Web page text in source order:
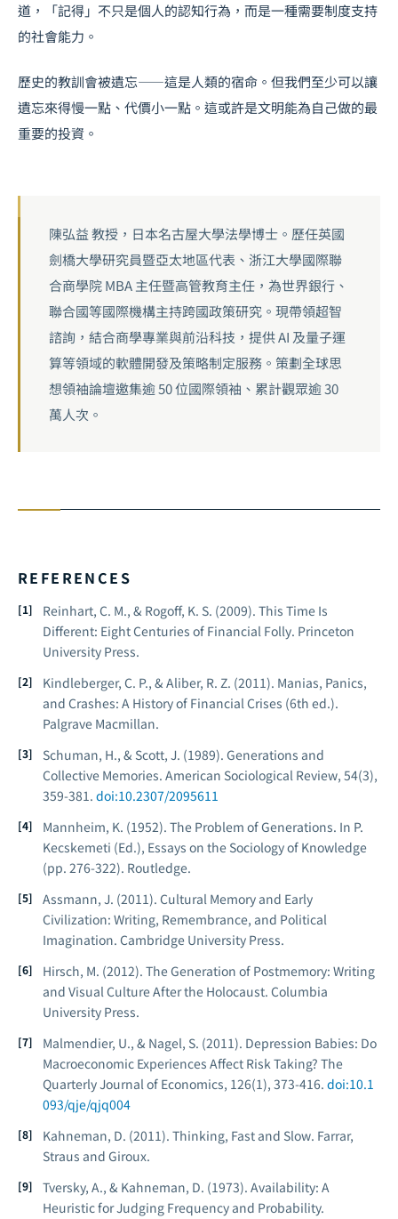
道，「記得」不只是個人的認知行為，而是一種需要制度支持
的社會能力。
歷史的教訓會被遺忘——這是人類的宿命。但我們至少可以讓
遺忘來得慢一點、代價小一點。這或許是文明能為自己做的最
重要的投資。
陳弘益 教授，日本名古屋大學法學博士。歷任英國
劍橋大學研究員暨亞太地區代表、浙江大學國際聯
合商學院 MBA 主任暨高管教育主任，為世界銀行、
聯合國等國際機構主持跨國政策研究。現帶領超智
諮詢，結合商學專業與前沿科技，提供 AI 及量子運
算等領域的軟體開發及策略制定服務。策劃全球思
想領袖論壇邀集逾 50 位國際領袖、累計觀眾逾 30
萬人次。
REFERENCES
Reinhart, C. M., & Rogoff, K. S. (2009). This Time Is
Different: Eight Centuries of Financial Folly. Princeton
University Press.
Kindleberger, C. P., & Aliber, R. Z. (2011). Manias, Panics,
and Crashes: A History of Financial Crises (6th ed.).
Palgrave Macmillan.
Schuman, H., & Scott, J. (1989). Generations and
Collective Memories. American Sociological Review, 54(3),
359-381. doi:10.2307/2095611
Mannheim, K. (1952). The Problem of Generations. In P.
Kecskemeti (Ed.), Essays on the Sociology of Knowledge
(pp. 276-322). Routledge.
Assmann, J. (2011). Cultural Memory and Early
Civilization: Writing, Remembrance, and Political
Imagination. Cambridge University Press.
Hirsch, M. (2012). The Generation of Postmemory: Writing
and Visual Culture After the Holocaust. Columbia
University Press.
Malmendier, U., & Nagel, S. (2011). Depression Babies: Do
Macroeconomic Experiences Affect Risk Taking? The
Quarterly Journal of Economics, 126(1), 373-416. doi:10.1
093/qje/qjq004
Kahneman, D. (2011). Thinking, Fast and Slow. Farrar,
Straus and Giroux.
Tversky, A., & Kahneman, D. (1973). Availability: A
Heuristic for Judging Frequency and Probability.